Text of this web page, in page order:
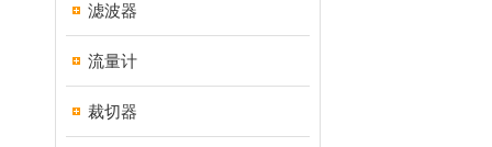
滤波器
流量计
裁切器